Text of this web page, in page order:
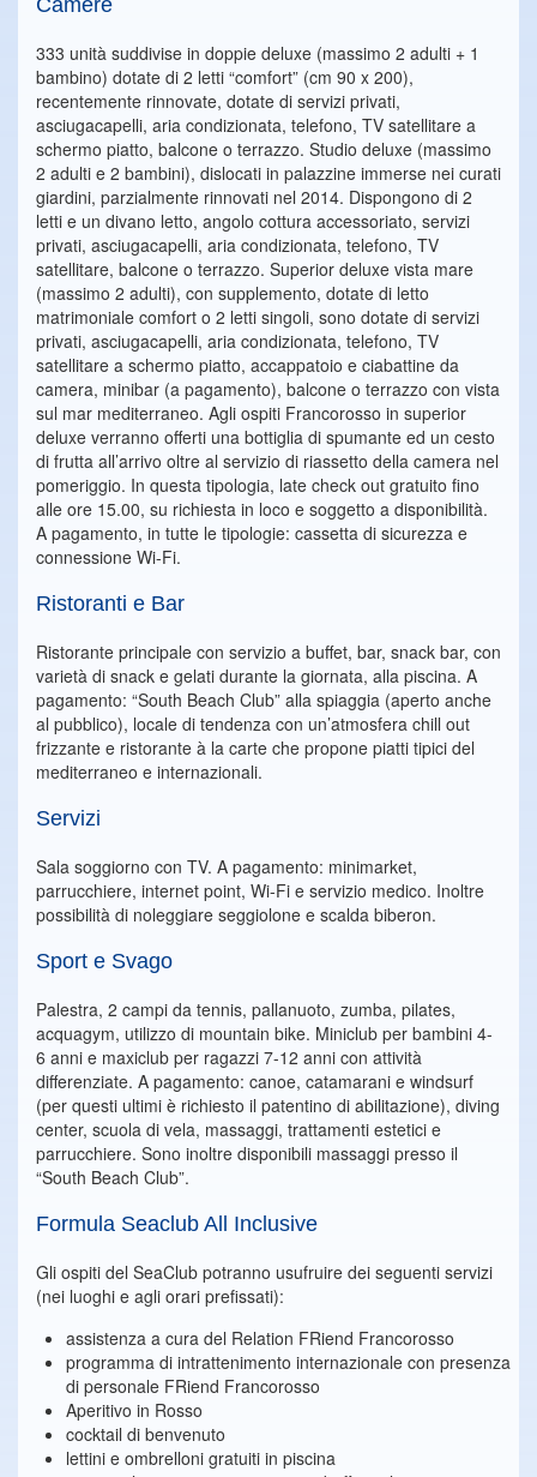
Camere
333 unità suddivise in doppie deluxe (massimo 2 adulti + 1
bambino) dotate di 2 letti “comfort” (cm 90 x 200),
recentemente rinnovate, dotate di servizi privati,
asciugacapelli, aria condizionata, telefono, TV satellitare a
schermo piatto, balcone o terrazzo. Studio deluxe (massimo
2 adulti e 2 bambini), dislocati in palazzine immerse nei curati
giardini, parzialmente rinnovati nel 2014. Dispongono di 2
letti e un divano letto, angolo cottura accessoriato, servizi
privati, asciugacapelli, aria condizionata, telefono, TV
satellitare, balcone o terrazzo. Superior deluxe vista mare
(massimo 2 adulti), con supplemento, dotate di letto
matrimoniale comfort o 2 letti singoli, sono dotate di servizi
privati, asciugacapelli, aria condizionata, telefono, TV
satellitare a schermo piatto, accappatoio e ciabattine da
camera, minibar (a pagamento), balcone o terrazzo con vista
sul mar mediterraneo. Agli ospiti Francorosso in superior
deluxe verranno offerti una bottiglia di spumante ed un cesto
di frutta all’arrivo oltre al servizio di riassetto della camera nel
pomeriggio. In questa tipologia, late check out gratuito fino
alle ore 15.00, su richiesta in loco e soggetto a disponibilità.
A pagamento, in tutte le tipologie: cassetta di sicurezza e
connessione Wi-Fi.
Ristoranti e Bar
Ristorante principale con servizio a buffet, bar, snack bar, con
varietà di snack e gelati durante la giornata, alla piscina. A
pagamento: “South Beach Club” alla spiaggia (aperto anche
al pubblico), locale di tendenza con un’atmosfera chill out
frizzante e ristorante à la carte che propone piatti tipici del
mediterraneo e internazionali.
Servizi
Sala soggiorno con TV. A pagamento: minimarket,
parrucchiere, internet point, Wi-Fi e servizio medico. Inoltre
possibilità di noleggiare seggiolone e scalda biberon.
Sport e Svago
Palestra, 2 campi da tennis, pallanuoto, zumba, pilates,
acquagym, utilizzo di mountain bike. Miniclub per bambini 4-
6 anni e maxiclub per ragazzi 7-12 anni con attività
differenziate. A pagamento: canoe, catamarani e windsurf
(per questi ultimi è richiesto il patentino di abilitazione), diving
center, scuola di vela, massaggi, trattamenti estetici e
parrucchiere. Sono inoltre disponibili massaggi presso il
“South Beach Club”.
Formula Seaclub All Inclusive
Gli ospiti del SeaClub potranno usufruire dei seguenti servizi
(nei luoghi e agli orari prefissati):
assistenza a cura del Relation FRiend Francorosso
programma di intrattenimento internazionale con presenza
di personale FRiend Francorosso
Aperitivo in Rosso
cocktail di benvenuto
lettini e ombrelloni gratuiti in piscina